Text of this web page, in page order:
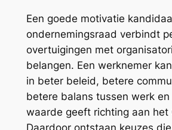
Een goede motivatie
ondernemingsraad verbindt
overtuigingen met
belangen. Een werknemer
in beter beleid, betere
betere balans tussen werk en
waarde geeft richting aan het